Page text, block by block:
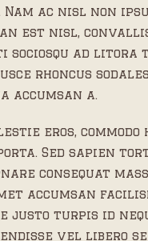
ac nisl non
est nisl,
ad litora
rhoncus
accumsan a.
eros,
Sed sapien
consequat
accumsan
justo turpis id
vel libero